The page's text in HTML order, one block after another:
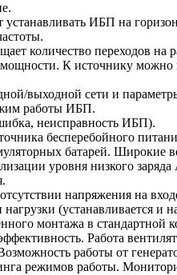
устанавливать ИБП на
количество переходов на
К источнику можно
выходной сети и
работы ИБП.
неисправность ИБП).
бесперебойного
батарей. Широкие
уровня низкого
напряжения на
(устанавливается и
монтажа в стандартной
Работа
работы от
режимов работы.